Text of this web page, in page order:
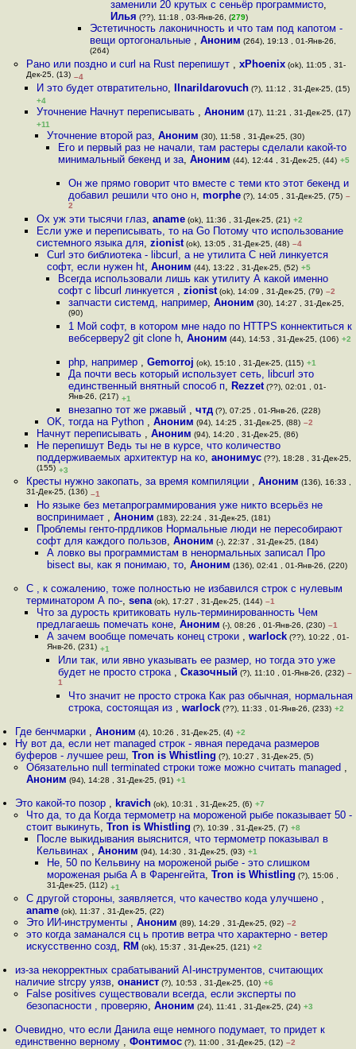
заменили 20 крутых c сеньёр программисто,
Илья (??), 11:18 , 03-Янв-26, (279)
Эстетичность лаконичность и что там под капотом -
вещи ортогональные , Аноним (264), 19:13 , 01-Янв-26,
(264)
Рано или поздно и curl на Rust перепишут , xPhoenix(ok), 11:05 , 31-
Дек-25, (13) –4
И это будет отвратительно, Ilnarildarovuch(?), 11:12 , 31-Дек-25, (15)
+4
Уточнение Начнут переписывать , Аноним (17), 11:21 , 31-Дек-25, (17)
+11
Уточнение второй раз,Аноним (30), 11:58 , 31-Дек-25, (30)
Его и первый раз не начали, там растеры сделали какой-то
минимальный бекенд и за, Аноним (44), 12:44 , 31-Дек-25, (44) +5
Он же прямо говорит что вместе с теми кто этот бекенд и
добавил решили что оно н, morphe(?), 14:05 , 31-Дек-25, (75) –
2
Ох уж эти тысячи глаз, aname(ok), 11:36 , 31-Дек-25, (21) +2
Если уже и переписывать, то на Go Потому что использование
системного языка для, zionist(ok), 13:05 , 31-Дек-25, (48) –4
Curl это библиотека - libcurl, а не утилита С ней линкуется
софт, если нужен ht,Аноним (44), 13:22 , 31-Дек-25, (52) +5
Всегда использовали лишь как утилиту А какой именно
софт с libcurl линкуется , zionist(ok), 14:09 , 31-Дек-25, (79) –2
запчасти системд, например, Аноним (30), 14:27 , 31-Дек-25,
(90)
1 Мой софт, в котором мне надо по HTTPS коннектиться к
вебсерверу2 git clone h, Аноним (44), 14:53 , 31-Дек-25, (106) +2
php, например , Gemorroj (ok), 15:10 , 31-Дек-25, (115) +1
Да почти весь который использует сеть, libcurl это
единственный внятный способ п, Rezzet(??), 02:01 , 01-
Янв-26, (217) +1
внезапно тот же ржавый , чтд(?), 07:25 , 01-Янв-26, (228)
OK, тогда на Python ,Аноним (94), 14:25 , 31-Дек-25, (88) –2
Начнут переписывать , Аноним (94), 14:20 , 31-Дек-25, (86)
Не перепишут Ведь ты не в курсе, что количество
поддерживаемых архитектур на ко, анонимус(??), 18:28 , 31-Дек-25,
(155) +3
Кресты нужно закопать, за время компиляции , Аноним (136), 16:33 ,
31-Дек-25, (136) –1
Но языке без метапрограммирования уже никто всерьёз не
воспринимает , Аноним (183), 22:24 , 31-Дек-25, (181)
Проблемы генто-прдликов Нормальные люди не пересобирают
софт для каждого пользов, Аноним (-), 22:37 , 31-Дек-25, (184)
А ловко вы программистам в ненормальных записал Про
bisect вы, как я понимаю, то,Аноним (136), 02:41 , 01-Янв-26, (220)
С , к сожалению, тоже полностью не избавился строк с нулевым
терминатором А по-, sena(ok), 17:27 , 31-Дек-25, (144) –1
Что за дурость критиковать нуль-терминированность Чем
предлагаешь помечать коне, Аноним (-), 08:26 , 01-Янв-26, (230) –1
А зачем вообще помечать конец строки ,warlock (??), 10:22 , 01-
Янв-26, (231) +1
Или так, или явно указывать ее размер, но тогда это уже
будет не просто строка , Сказочный (?), 11:10 , 01-Янв-26, (232) –
1
Что значит не просто строка Как раз обычная, нормальная
строка, состоящая из , warlock(??), 11:33 , 01-Янв-26, (233) +2
Где бенчмарки ,Аноним (4), 10:26 , 31-Дек-25, (4) +2
Ну вот да, если нет managed строк - явная передача размеров
буферов - лучшее реш,Tron is Whistling (?), 10:27 , 31-Дек-25, (5)
Обязательно null terminated строки тоже можно считать managed ,
Аноним (94), 14:28 , 31-Дек-25, (91) +1
Это какой-то позор , kravich (ok), 10:31 , 31-Дек-25, (6) +7
Что да, то да Когда термометр на мороженой рыбе показывает 50 -
стоит выкинуть, Tron is Whistling (?), 10:39 , 31-Дек-25, (7) +8
После выкидывания выяснится, что термометр показывал в
Кельвинах , Аноним (94), 14:30 , 31-Дек-25, (93) +1
Не, 50 по Кельвину на мороженой рыбе - это слишком
мороженая рыба А в Фаренгейта,Tron is Whistling (?), 15:06 ,
31-Дек-25, (112) +1
С другой стороны, заявляется, что качество кода улучшено ,
aname(ok), 11:37 , 31-Дек-25, (22)
Это ИИ-инструменты , Аноним (89), 14:29 , 31-Дек-25, (92) –2
это когда заманался сц ь против ветра что характерно - ветер
искусственно созд, RM (ok), 15:37 , 31-Дек-25, (121) +2
из-за некорректных срабатываний AI-инструментов, считающих
наличие strcpy уязв,онанист (?), 10:53 , 31-Дек-25, (10) +6
False positives существовали всегда, если эксперты по
безопасности , проверяю, Аноним (24), 11:41 , 31-Дек-25, (24) +3
Очевидно, что если Данила еще немного подумает, то придет к
единственно верному ,Фонтимос (?), 11:00 , 31-Дек-25, (12) –2